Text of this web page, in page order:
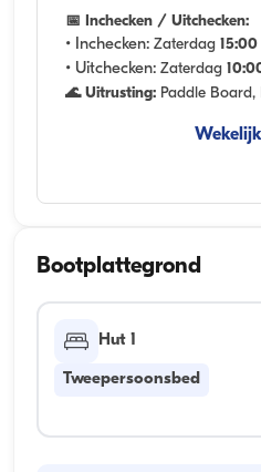
📅 Inchecken / Uitchecken:
• Inchecken: Zaterdag 15:00
• Uitchecken: Zaterdag
🌊 Uitrusting: Paddle Board,
Bootplattegrond
Hut 1
Tweepersoonsbed